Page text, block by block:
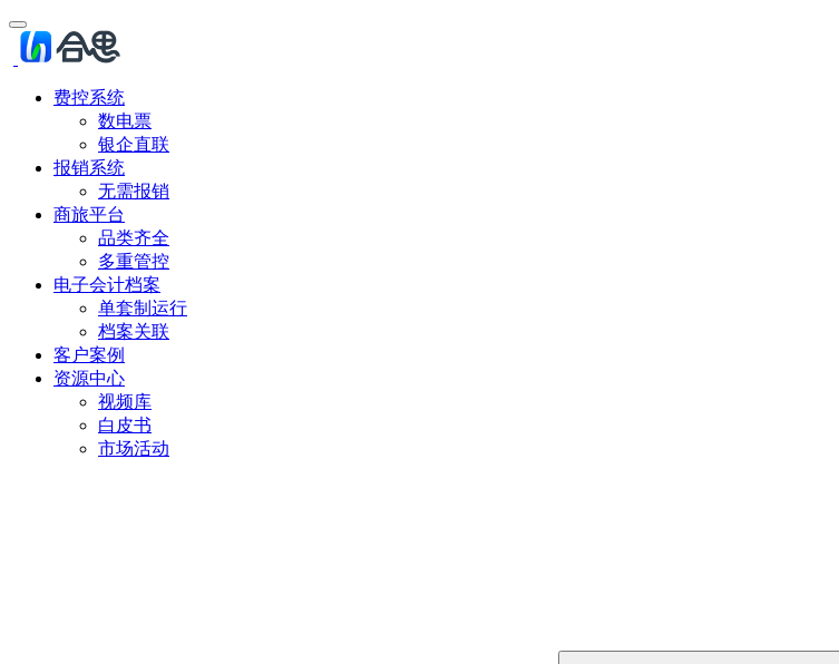
费控系统
数电票
银企直联
报销系统
无需报销
商旅平台
品类齐全
多重管控
电子会计档案
单套制运行
档案关联
客户案例
资源中心
视频库
白皮书
市场活动